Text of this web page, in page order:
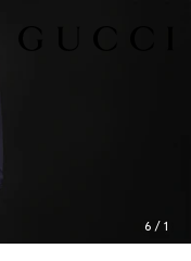
1
/
6